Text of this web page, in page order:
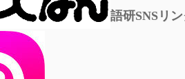
語研SNSリ